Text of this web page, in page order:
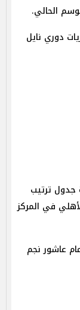
الحالي.
دوري نايل
جدول ترتيب
في المركز
عاشور نجم